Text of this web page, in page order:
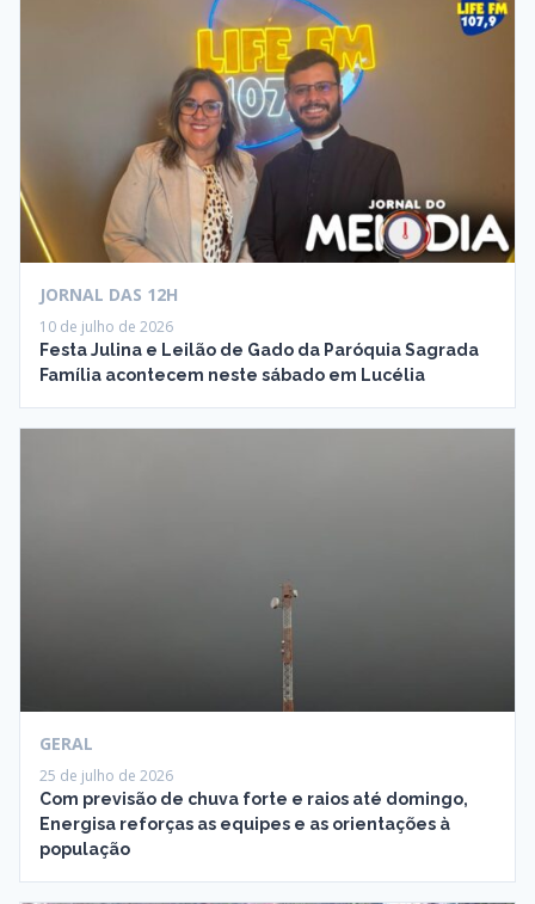
JORNAL DAS 12H
10 de julho de 2026
Festa Julina e Leilão de Gado da Paróquia Sagrada
Família acontecem neste sábado em Lucélia
GERAL
25 de julho de 2026
Com previsão de chuva forte e raios até domingo,
Energisa reforças as equipes e as orientações à
população